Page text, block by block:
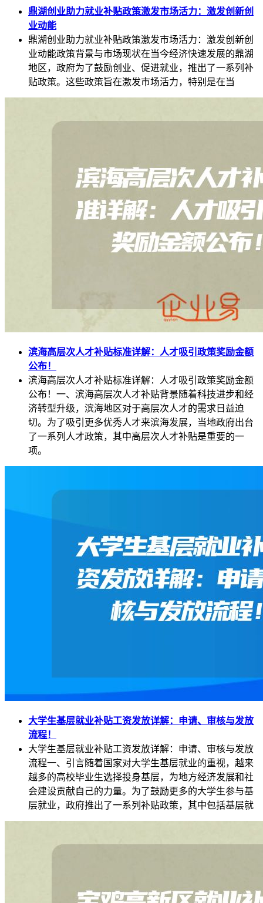
鼎湖创业助力就业补贴政策激发市场活力：激发创新创
业动能
鼎湖创业助力就业补贴政策激发市场活力：激发创新创
业动能政策背景与市场现状在当今经济快速发展的鼎湖
地区，政府为了鼓励创业、促进就业，推出了一系列补
贴政策。这些政策旨在激发市场活力，特别是在当
滨海高层次人才补贴标准详解：人才吸引政策奖励金额
公布！
滨海高层次人才补贴标准详解：人才吸引政策奖励金额
公布！一、滨海高层次人才补贴背景随着科技进步和经
济转型升级，滨海地区对于高层次人才的需求日益迫
切。为了吸引更多优秀人才来滨海发展，当地政府出台
了一系列人才政策，其中高层次人才补贴是重要的一
项。
大学生基层就业补贴工资发放详解：申请、审核与发放
流程！
大学生基层就业补贴工资发放详解：申请、审核与发放
流程一、引言随着国家对大学生基层就业的重视，越来
越多的高校毕业生选择投身基层，为地方经济发展和社
会建设贡献自己的力量。为了鼓励更多的大学生参与基
层就业，政府推出了一系列补贴政策，其中包括基层就